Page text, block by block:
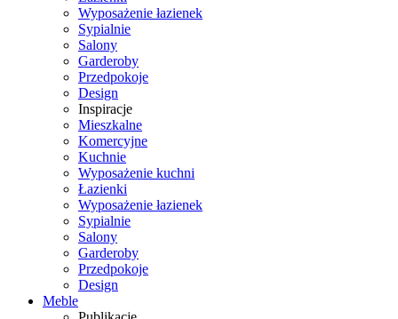
Wyposażenie łazienek
Sypialnie
Salony
Garderoby
Przedpokoje
Design
Inspiracje
Mieszkalne
Komercyjne
Kuchnie
Wyposażenie kuchni
Łazienki
Wyposażenie łazienek
Sypialnie
Salony
Garderoby
Przedpokoje
Design
Meble